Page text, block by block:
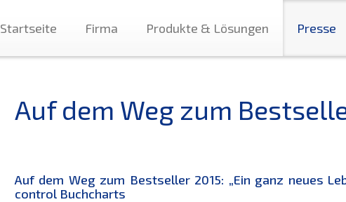
Startseite Firma Produkte & Lösungen Presse
Auf dem Weg zum
Auf dem Weg zum Bestseller 2015: „Ein ganz neues
control Buchcharts